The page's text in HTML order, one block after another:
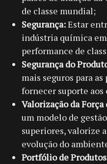
de classe mundial;
Segurança:Estar
indústria química
performance de
Segurança do
mais seguros para
fornecer suporte aos
Valorização da Força
um modelo de
superiores, valorize
evolução do
Portfólio de